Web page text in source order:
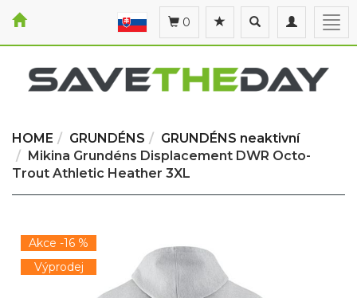
Toggle
navigation
Toggle
search
0
HOME GRUNDÉNS
GRUNDÉNS neaktivní
Mikina Grundéns Displacement DWR Octo-
Trout Athletic Heather 3XL
Akce -16 %
Výprodej